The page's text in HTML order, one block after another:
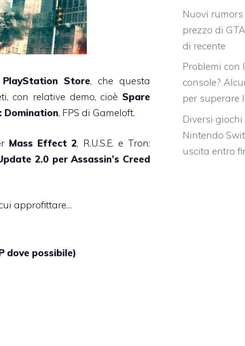
PlayStation Store, che questa
con relative demo, cioè Spare
Domination, FPS di Gameloft.
Mass Effect 2, R.U.S.E. e Tron:
2.0 per Assassin’s Creed
approfittare…
dove possibile)
Nuovi rumors
prezzo di
di recente
Problemi con
console?
per superare
Diversi giochi
Nintendo
uscita entro